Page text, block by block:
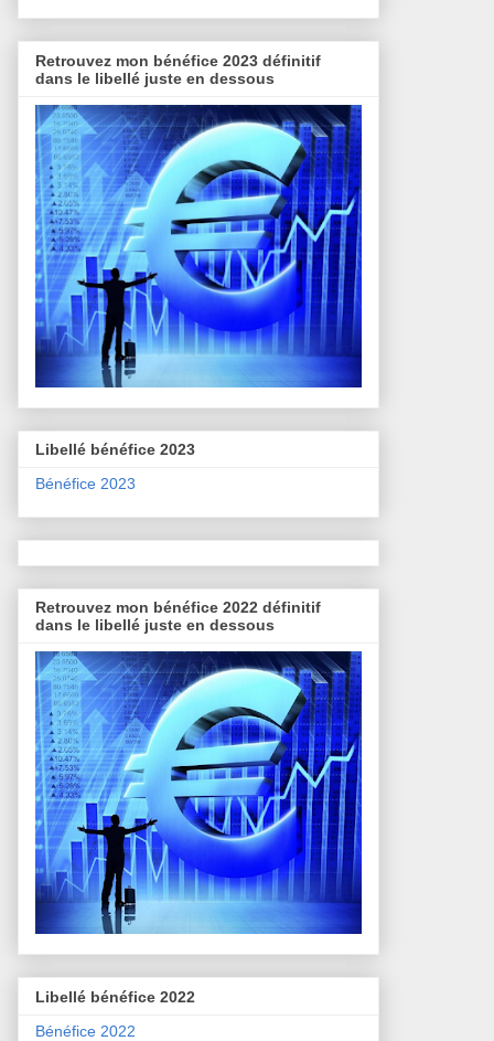
Retrouvez mon bénéfice 2023 définitif
dans le libellé juste en dessous
Libellé bénéfice 2023
Bénéfice 2023
Retrouvez mon bénéfice 2022 définitif
dans le libellé juste en dessous
Libellé bénéfice 2022
Bénéfice 2022